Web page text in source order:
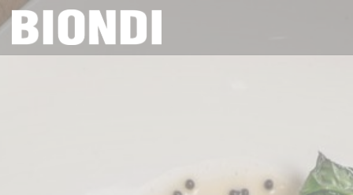
Personalización de sus opciones de cookies